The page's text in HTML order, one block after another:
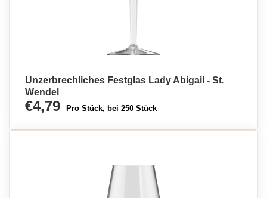
Unzerbrechliches Festglas Lady Abigail - St.
Wendel
€4,79 Pro Stück, bei 250 Stück